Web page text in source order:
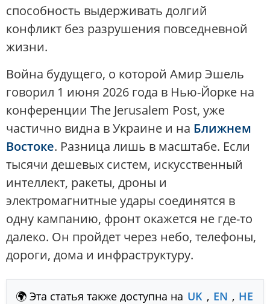
способность выдерживать долгий
конфликт без разрушения повседневной
жизни.
Война будущего, о которой Амир Эшель
говорил 1 июня 2026 года в Нью-Йорке на
конференции The Jerusalem Post, уже
частично видна в Украине и на Ближнем
Востоке. Разница лишь в масштабе. Если
тысячи дешевых систем, искусственный
интеллект, ракеты, дроны и
электромагнитные удары соединятся в
одну кампанию, фронт окажется не где-то
далеко. Он пройдет через небо, телефоны,
дороги, дома и инфраструктуру.
🌍 Эта статья также доступна на UK , EN , HE